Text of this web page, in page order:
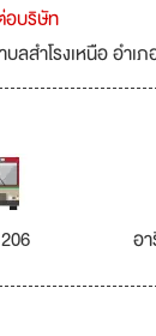
อบริษัท
ลสำโรงเหนือ อำเ
อ